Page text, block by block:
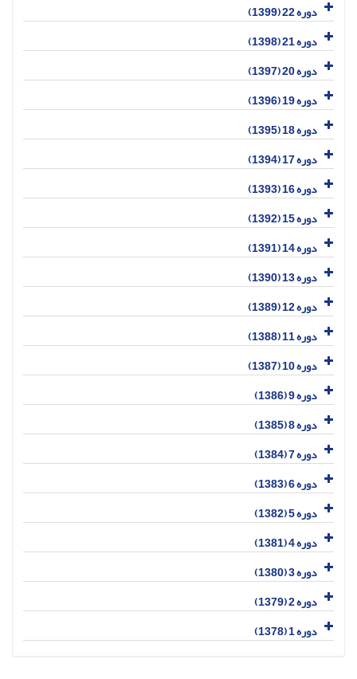
دوره 22 (1399)
دوره 21 (1398)
دوره 20 (1397)
دوره 19 (1396)
دوره 18 (1395)
دوره 17 (1394)
دوره 16 (1393)
دوره 15 (1392)
دوره 14 (1391)
دوره 13 (1390)
دوره 12 (1389)
دوره 11 (1388)
دوره 10 (1387)
دوره 9 (1386)
دوره 8 (1385)
دوره 7 (1384)
دوره 6 (1383)
دوره 5 (1382)
دوره 4 (1381)
دوره 3 (1380)
دوره 2 (1379)
دوره 1 (1378)